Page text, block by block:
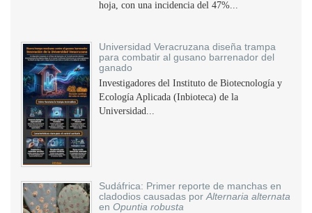
hoja, con una incidencia del 47%...
Universidad Veracruzana diseña trampa
para combatir al gusano barrenador del
ganado
Investigadores del Instituto de Biotecnología y
Ecología Aplicada (Inbioteca) de la
Universidad...
Sudáfrica: Primer reporte de manchas en
cladodios causadas por Alternaria alternata
en Opuntia robusta